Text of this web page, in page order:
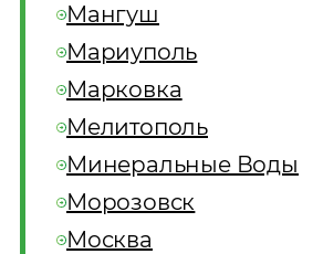
Мангуш
Мариуполь
Марковка
Мелитополь
Минеральные Воды
Морозовск
Москва